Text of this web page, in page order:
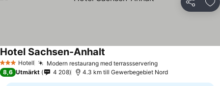
Dela
3 StjärnorHotell Modern restaurang med terrassservering
Hotel Sachsen-Anhalt
8,6 Utmärkt 4 208 4.3 km till Gewerbegebiet Nord